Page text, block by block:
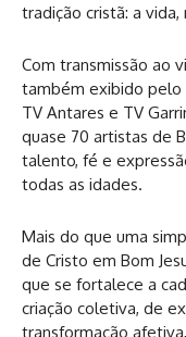
tradição cristã: a
Com transmissão ao
também exibido pelo
TV Antares e TV
quase 70 artistas de
talento, fé e
todas as idades.
Mais do que uma
de Cristo em Bom
que se fortalece a
criação coletiva, de
transformação